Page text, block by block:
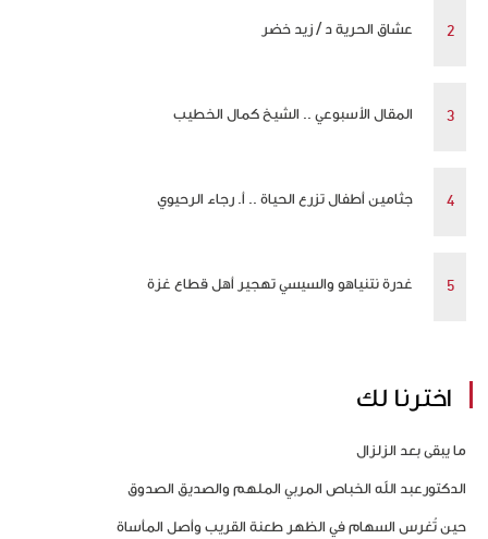
عشاق الحرية د / زيد خضر
المقال الأسبوعي .. الشيخ كمال الخطيب
جثامين أطفال تزرع الحياة .. أ. رجاء الرحيوي
غدرة نتنياهو والسيسي تهجير أهل قطاع غزة
اخترنا لك
ما يبقى بعد الزلزال
الدكتورعبد الله الخباص المربي الملهم والصديق الصدوق
حين تُغرس السهام في الظهر طعنة القريب وأصل المأساة